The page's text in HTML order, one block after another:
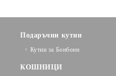
Подаръчни кутии
Кутии за Бонбони
КОШНИЦИ